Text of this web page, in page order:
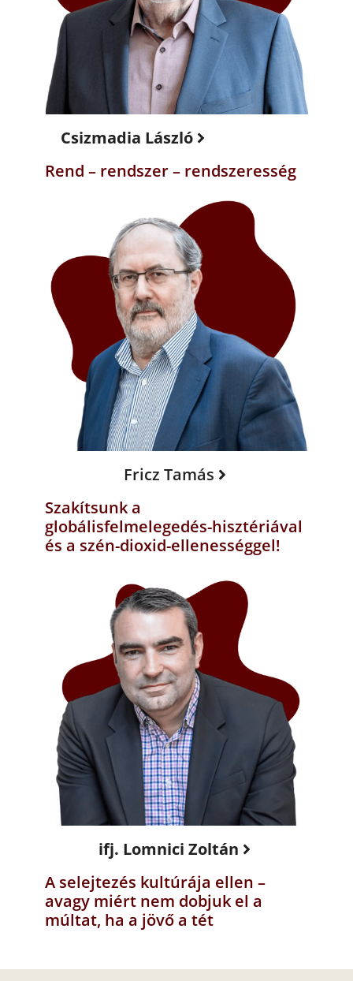
Csizmadia László
Rend – rendszer – rendszeresség
Fricz Tamás
Szakítsunk a
globálisfelmelegedés-hisztériával
és a szén-dioxid-ellenességgel!
ifj. Lomnici Zoltán
A selejtezés kultúrája ellen –
avagy miért nem dobjuk el a
múltat, ha a jövő a tét